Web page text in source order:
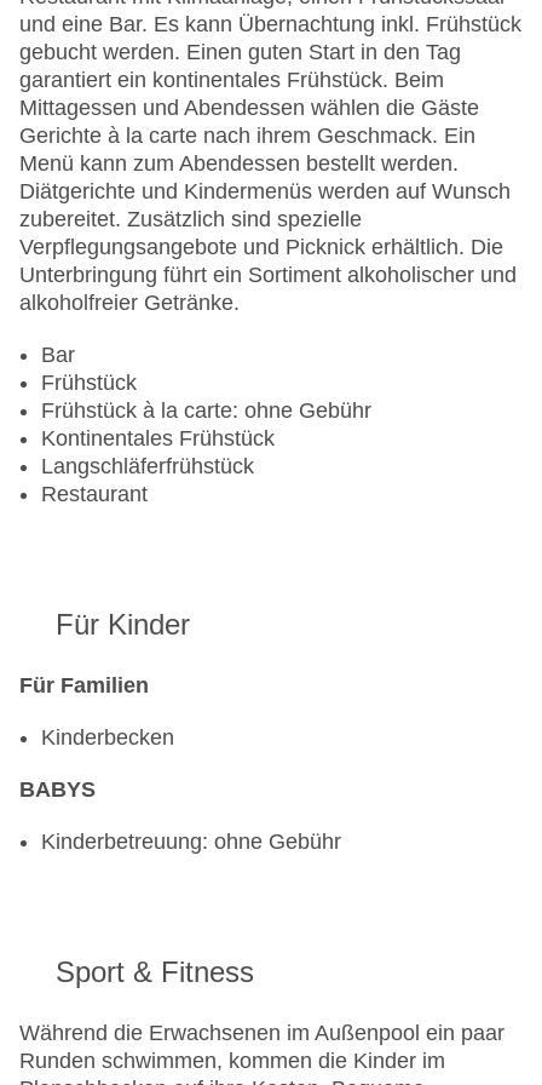
und eine Bar. Es kann Übernachtung inkl. Frühstück
gebucht werden. Einen guten Start in den Tag
garantiert ein kontinentales Frühstück. Beim
Mittagessen und Abendessen wählen die Gäste
Gerichte à la carte nach ihrem Geschmack. Ein
Menü kann zum Abendessen bestellt werden.
Diätgerichte und Kindermenüs werden auf Wunsch
zubereitet. Zusätzlich sind spezielle
Verpflegungsangebote und Picknick erhältlich. Die
Unterbringung führt ein Sortiment alkoholischer und
alkoholfreier Getränke.
Bar
Frühstück
Frühstück à la carte: ohne Gebühr
Kontinentales Frühstück
Langschläferfrühstück
Restaurant
Für Kinder
Für Familien
Kinderbecken
BABYS
Kinderbetreuung: ohne Gebühr
Sport & Fitness
Während die Erwachsenen im Außenpool ein paar
Runden schwimmen, kommen die Kinder im